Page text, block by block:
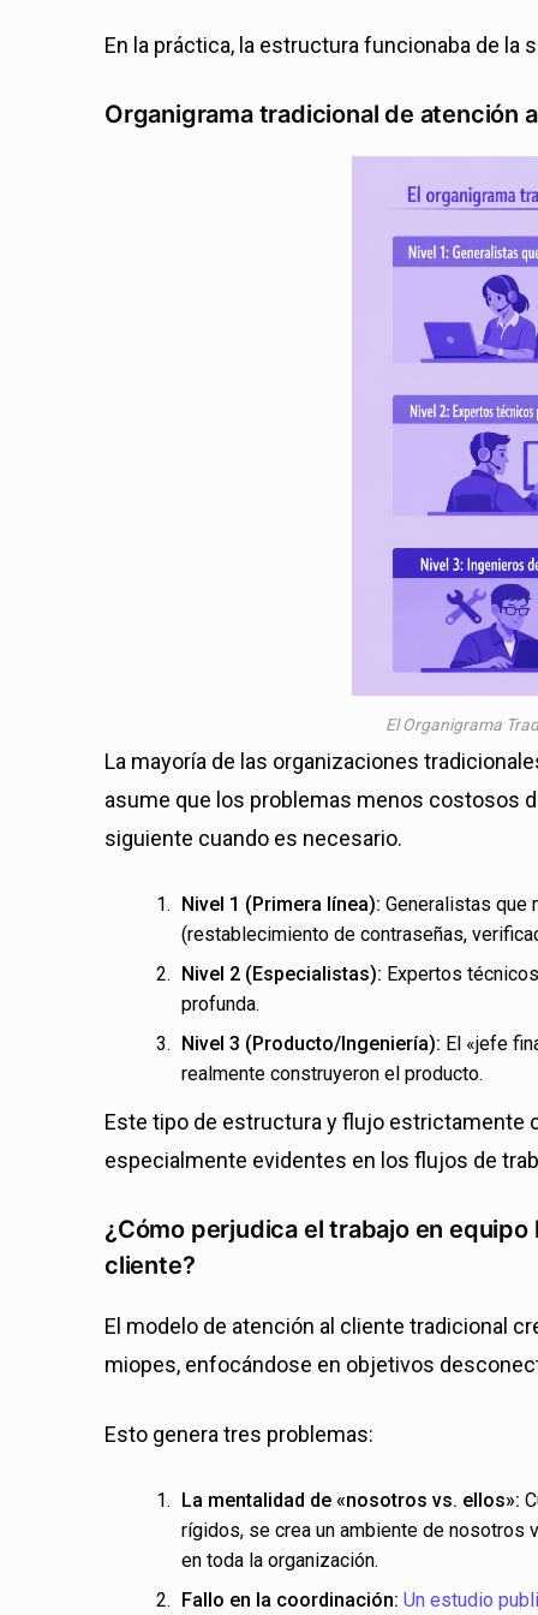
En la práctica, la estructura funcionaba de la
Organigrama tradicional de atención
El Organigrama
La mayoría de las organizaciones
asume que los problemas menos costosos
siguiente cuando es necesario.
Nivel 1 (Primera línea): Generalistas que
(restablecimiento de contraseñas,
Nivel 2 (Especialistas): Expertos
profunda.
Nivel 3 (Producto/Ingeniería): El «jefe
realmente construyeron el producto.
Este tipo de estructura y flujo estrictamente
especialmente evidentes en los flujos de
¿Cómo perjudica el trabajo en
cliente?
El modelo de atención al cliente tradicional
miopes, enfocándose en objetivos
Esto genera tres problemas:
La mentalidad de «nosotros vs. ellos»:
rígidos, se crea un ambiente de nosotros
en toda la organización.
Fallo en la coordinación: Un estudio